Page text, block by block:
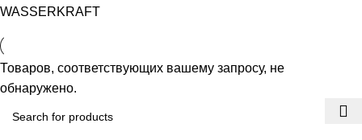
WASSERKRAFT
Товаров, соответствующих вашему запросу, не
обнаружено.